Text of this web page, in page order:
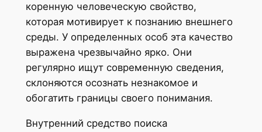
коренную человеческую свойство,
которая мотивирует к познанию внешнего
среды. У определенных особ эта качество
выражена чрезвычайно ярко. Они
регулярно ищут современную сведения,
склоняются осознать незнакомое и
обогатить границы своего понимания.
Внутренний средство поиска